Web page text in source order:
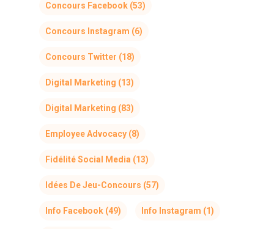
Concours Facebook (53)
Concours Instagram (6)
Concours Twitter (18)
Digital Marketing (13)
Digital Marketing (83)
Employee Advocacy (8)
Fidélité Social Media (13)
Idées De Jeu-Concours (57)
Info Facebook (49) Info Instagram (1)